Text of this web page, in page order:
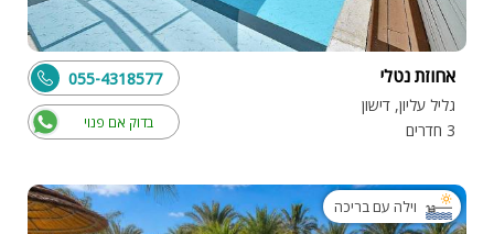
אחוזת נטלי
גליל עליון, דישון
3 חדרים
בדוק אם פנוי
055-4318577
וילה עם בריכה